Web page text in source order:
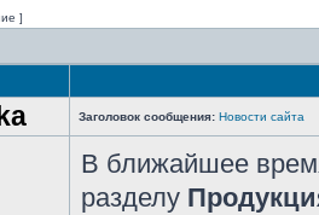
]
Заголовок сообщения: Новости сайта
В ближайшее
разделу